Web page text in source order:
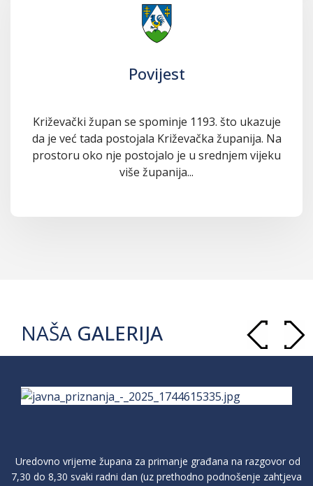
Povijest
Križevački župan se spominje 1193. što ukazuje
da je već tada postojala Križevačka županija. Na
prostoru oko nje postojalo je u srednjem vijeku
više županija...
NAŠA GALERIJA
Uredovno vrijeme župana za primanje građana na razgovor od
7,30 do 8,30 svaki radni dan (uz prethodno podnošenje zahtjeva